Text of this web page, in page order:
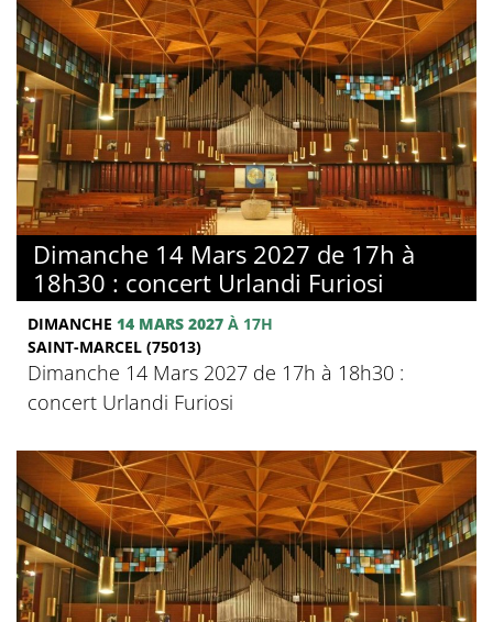
Dimanche 14 Mars 2027 de 17h à
18h30 : concert Urlandi Furiosi
DIMANCHE 14 MARS 2027 À 17H
SAINT-MARCEL (75013)
Dimanche 14 Mars 2027 de 17h à 18h30 :
concert Urlandi Furiosi